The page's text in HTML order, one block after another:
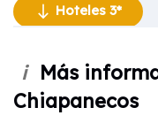
south Hoteles 3*
south Hoteles 3*
i
Más
Chiapanecos